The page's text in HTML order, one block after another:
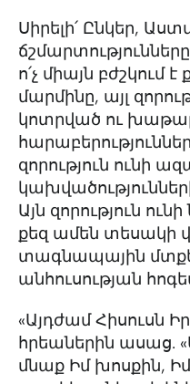
Սիրելի՛ Ընկեր,
ո՛չ միայն բժշկում է
մարմինը, այլ
կոտրված ու
զորություն ունի
Այն զորություն
քեզ ամեն տեսակի
տագնապային
անհուսության
«Այդժամ Հիսուսն
հրեաներին ասաց.
մնաք Իմ խոսքին,